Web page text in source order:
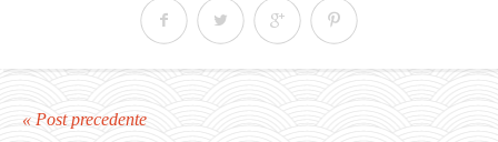
« Post precedente